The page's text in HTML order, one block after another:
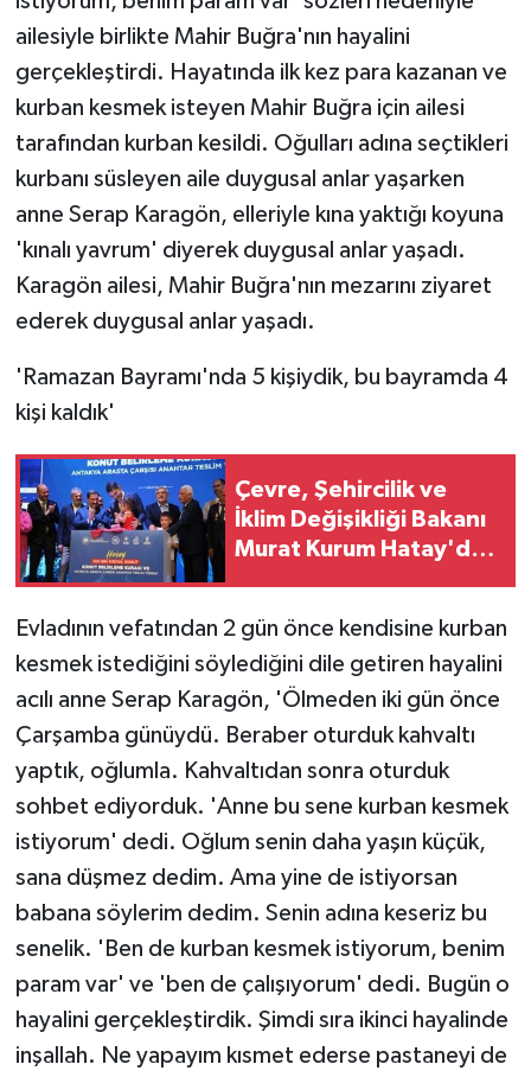
ailesiyle birlikte Mahir Buğra'nın hayalini
gerçekleştirdi. Hayatında ilk kez para kazanan ve
kurban kesmek isteyen Mahir Buğra için ailesi
tarafından kurban kesildi. Oğulları adına seçtikleri
kurbanı süsleyen aile duygusal anlar yaşarken
anne Serap Karagön, elleriyle kına yaktığı koyuna
'kınalı yavrum' diyerek duygusal anlar yaşadı.
Karagön ailesi, Mahir Buğra'nın mezarını ziyaret
ederek duygusal anlar yaşadı.
'Ramazan Bayramı'nda 5 kişiydik, bu bayramda 4
kişi kaldık'
Çevre, Şehircilik ve
İklim Değişikliği Bakanı
Murat Kurum Hatay'da
Evladının vefatından 2 gün önce kendisine kurban
kesmek istediğini söylediğini dile getiren hayalini
acılı anne Serap Karagön, 'Ölmeden iki gün önce
Çarşamba günüydü. Beraber oturduk kahvaltı
yaptık, oğlumla. Kahvaltıdan sonra oturduk
sohbet ediyorduk. 'Anne bu sene kurban kesmek
istiyorum' dedi. Oğlum senin daha yaşın küçük,
sana düşmez dedim. Ama yine de istiyorsan
babana söylerim dedim. Senin adına keseriz bu
senelik. 'Ben de kurban kesmek istiyorum, benim
param var' ve 'ben de çalışıyorum' dedi. Bugün o
hayalini gerçekleştirdik. Şimdi sıra ikinci hayalinde
inşallah. Ne yapayım kısmet ederse pastaneyi de